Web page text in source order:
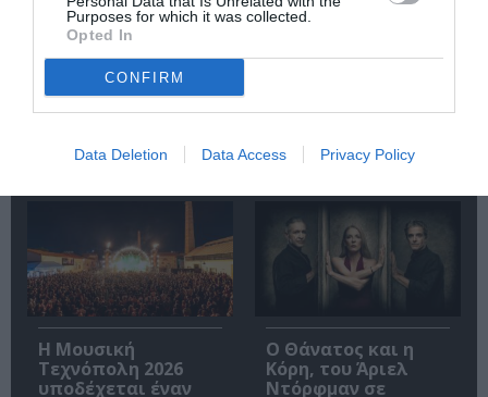
Purposes for which it was collected.
Opted In
CONFIRM
Data Deletion Data Access Privacy Policy
Σταύρος Ξαρχάκος:
Ταξίδι στο φως στο
Θέατρο Λυκαβηττού
[Αγνώστου
Παγκόσμια
Δημοτικό Θέατρο
Πειραιά
Η Μουσική
Τεχνόπολη 2026
υποδέχεται έναν
Ο Θάνατος και η
Κόρη, του Άριελ
Ντόρφμαν σε